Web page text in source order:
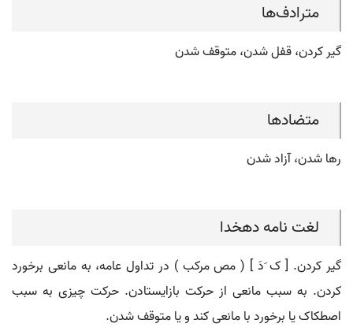
مترادف‌ها
گیر کردن، قفل شدن، متوقف شدن
متضادها
رها شدن، آزاد شدن
لغت نامه دهخدا
گیر کردن. [ ک َدَ ] ( مص مرکب ) در تداول عامه، به مانعی برخورد
کردن. به سبب مانعی از حرکت بازایستادن. حرکت چیزی به سبب
اصطکاک یا برخورد با مانعی کند و یا متوقف شدن.